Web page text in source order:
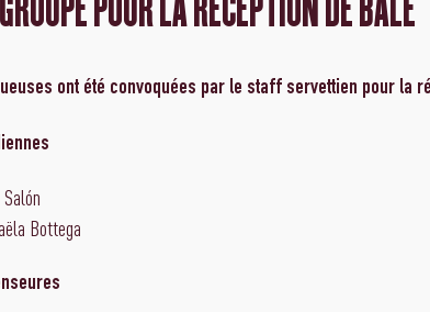
ont été convoquées par le staff servettien pour la
Bottega